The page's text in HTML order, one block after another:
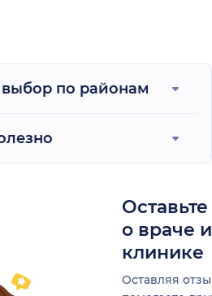
по районам
о враче
клинике
Оставляя